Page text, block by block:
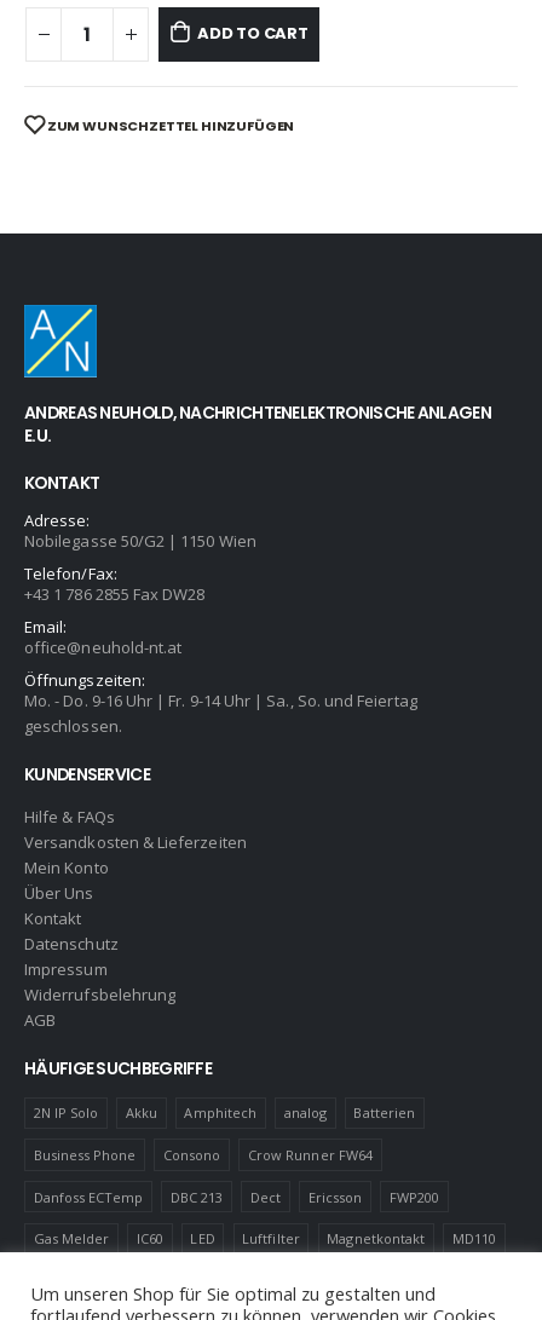
ADD TO CART
ZUM WUNSCHZETTEL HINZUFÜGEN
ANDREAS NEUHOLD, NACHRICHTENELEKTRONISCHE ANLAGEN
E.U.
KONTAKT
Adresse:
Nobilegasse 50/G2 | 1150 Wien
Telefon/Fax:
+43 1 786 2855 Fax DW28
Email:
office@neuhold-nt.at
Öffnungszeiten:
Mo. - Do. 9-16 Uhr | Fr. 9-14 Uhr | Sa., So. und Feiertag
geschlossen.
KUNDENSERVICE
Hilfe & FAQs
Versandkosten & Lieferzeiten
Mein Konto
Über Uns
Kontakt
Datenschutz
Impressum
Widerrufsbelehrung
AGB
HÄUFIGE SUCHBEGRIFFE
2N IP Solo Akku Amphitech analog Batterien
Business Phone Consono Crow Runner FW64
Danfoss ECTemp DBC 213 Dect Ericsson FWP200
Gas Melder IC60 LED Luftfilter Magnetkontakt MD110
Um unseren Shop für Sie optimal zu gestalten und
fortlaufend verbessern zu können, verwenden wir Cookies.